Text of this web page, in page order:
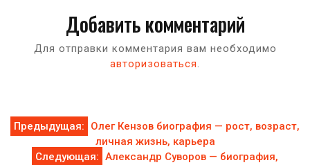
Добавить комментарий
Для отправки комментария вам необходимо
авторизоваться
Навигация
Предыдущая:
Олег Кензов биография — рост, возраст,
личная жизнь, карьера
Следующая: Александр Суворов — биография,